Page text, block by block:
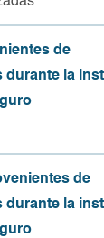
de
durante la
de
durante la